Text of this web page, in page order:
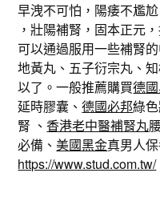
早洩不可怕，陽痿不尷
，壯陽補腎，固本正元
可以通過服用一些補腎
地黃丸、五子衍宗丸、
以了。一般推薦購買德
延時膠囊、德國必邦綠
腎 、香港老中醫補腎丸
必備、美國黑金真男人
https://www.stud.com.tw/